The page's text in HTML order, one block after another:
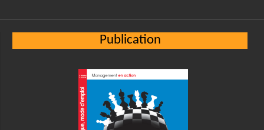
Publication